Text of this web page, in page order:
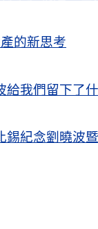
的新思考
我們留下了
紀念劉曉波